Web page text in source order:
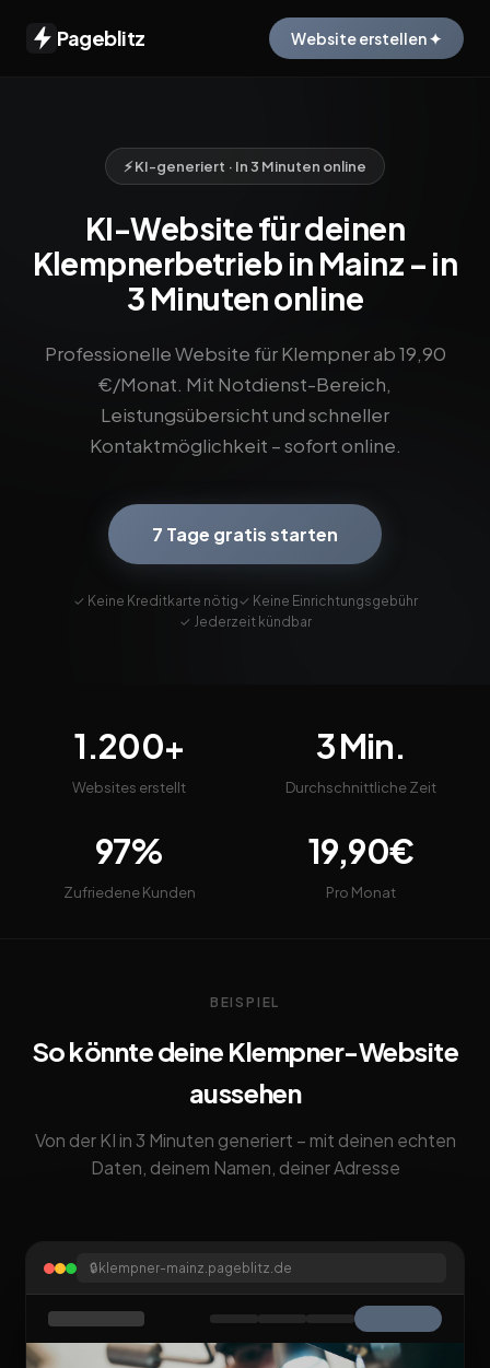
Pageblitz Website erstellen ✦
⚡ KI-generiert · In 3 Minuten online
KI-Website für deinen
Klempnerbetrieb in Mainz – in
3 Minuten online
Professionelle Website für Klempner ab 19,90
€/Monat. Mit Notdienst-Bereich,
Leistungsübersicht und schneller
Kontaktmöglichkeit – sofort online.
7 Tage gratis starten
✓ Keine Kreditkarte nötig✓ Keine Einrichtungsgebühr
✓ Jederzeit kündbar
1.200+
Websites erstellt
3 Min.
Durchschnittliche Zeit
97%
Zufriedene Kunden
19,90€
Pro Monat
BEISPIEL
So könnte deine Klempner-Website
aussehen
Von der KI in 3 Minuten generiert – mit deinen echten
Daten, deinem Namen, deiner Adresse
🔒 klempner-mainz.pageblitz.de